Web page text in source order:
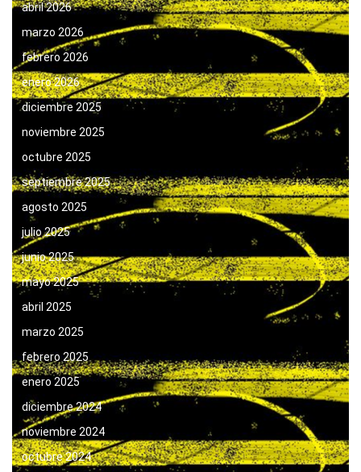
abril 2026
marzo 2026
febrero 2026
enero 2026
diciembre 2025
noviembre 2025
octubre 2025
septiembre 2025
agosto 2025
julio 2025
junio 2025
mayo 2025
abril 2025
marzo 2025
febrero 2025
enero 2025
diciembre 2024
noviembre 2024
octubre 2024